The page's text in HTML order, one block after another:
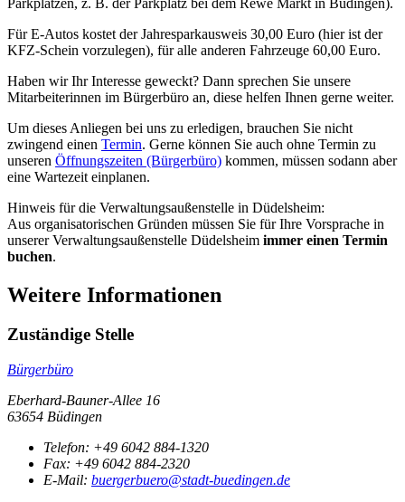
Für E-Autos kostet der Jahresparkausweis 30,00 Euro (hier ist der
KFZ-Schein vorzulegen), für alle anderen Fahrzeuge 60,00 Euro.
Haben wir Ihr Interesse geweckt? Dann sprechen Sie unsere
Mitarbeiterinnen im Bürgerbüro an, diese helfen Ihnen gerne weiter.
Um dieses Anliegen bei uns zu erledigen, brauchen Sie nicht
zwingend einen Termin. Gerne können Sie auch ohne Termin zu
unseren Öffnungszeiten (Bürgerbüro) kommen, müssen sodann aber
eine Wartezeit einplanen.
Hinweis für die Verwaltungsaußenstelle in Düdelsheim:
Aus organisatorischen Gründen müssen Sie für Ihre Vorsprache in
unserer Verwaltungsaußenstelle Düdelsheim immer einen Termin
buchen.
Weitere Informationen
Zuständige Stelle
Bürgerbüro
Eberhard-Bauner-Allee 16
63654 Büdingen
Telefon: +49 6042 884-1320
Fax: +49 6042 884-2320
E-Mail: buergerbuero@stadt-buedingen.de